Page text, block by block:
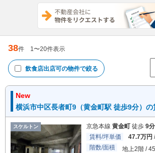
38件 1〜20件表示
飲食店出店可の物件で絞る
New
横浜市中区長者町9（黄金町駅 徒歩9分）の
スケルトン 京急本線 黄金町 徒歩 9分
賃料/坪単価
47.7万円
階数/面積
地上2階 /